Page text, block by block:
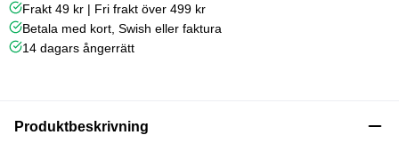
Frakt 49 kr | Fri frakt över 499 kr
Betala med kort, Swish eller faktura
14 dagars ångerrätt
Produktbeskrivning